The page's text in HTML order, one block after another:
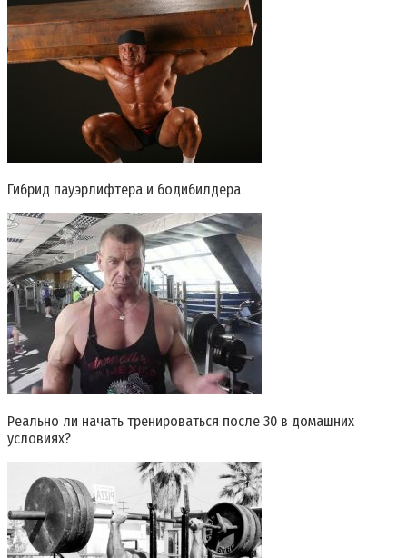
Гибрид пауэрлифтера и бодибилдера
Реально ли начать тренироваться после 30 в домашних
условиях?